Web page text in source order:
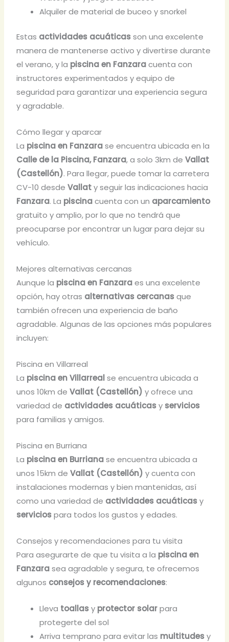
Alquiler de material de buceo y snorkel
Estas actividades acuáticasson una excelente
manera de mantenerse activo y divertirse durante
el verano, y la piscina en Fanzaracuenta con
instructores experimentados y equipo de
seguridad para garantizar una experiencia segura
y agradable.
Cómo llegar y aparcar
La piscina en Fanzarase encuentra ubicada en la
Calle de la Piscina, Fanzara, a solo 3km deVallat
(Castellón). Para llegar, puede tomar la carretera
CV-10 desdeVallaty seguir las indicaciones hacia
Fanzara. La piscinacuenta con un aparcamiento
gratuito y amplio, por lo que no tendrá que
preocuparse por encontrar un lugar para dejar su
vehículo.
Mejores alternativas cercanas
Aunque la piscina en Fanzaraes una excelente
opción, hay otras alternativas cercanasque
también ofrecen una experiencia de baño
agradable. Algunas de las opciones más populares
incluyen:
Piscina en Villarreal
La piscina en Villarrealse encuentra ubicada a
unos 10km deVallat (Castellón) y ofrece una
variedad de actividades acuáticasy servicios
para familias y amigos.
Piscina en Burriana
La piscina en Burrianase encuentra ubicada a
unos 15km deVallat (Castellón) y cuenta con
instalaciones modernas y bien mantenidas, así
como una variedad de actividades acuáticasy
serviciospara todos los gustos y edades.
Consejos y recomendaciones para tu visita
Para asegurarte de que tu visita a la piscina en
Fanzarasea agradable y segura, te ofrecemos
algunos consejos y recomendaciones:
Lleva toallasy protector solarpara
protegerte del sol
Arriva temprano para evitar las multitudesy